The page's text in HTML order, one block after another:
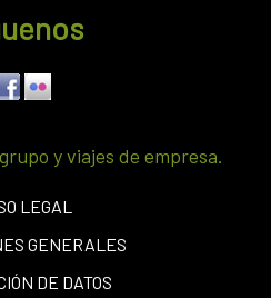
y viajes de empresa.
LEGAL
GENERALES
DE DATOS